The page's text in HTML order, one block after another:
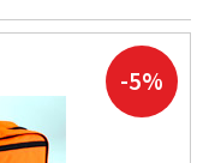
-5%